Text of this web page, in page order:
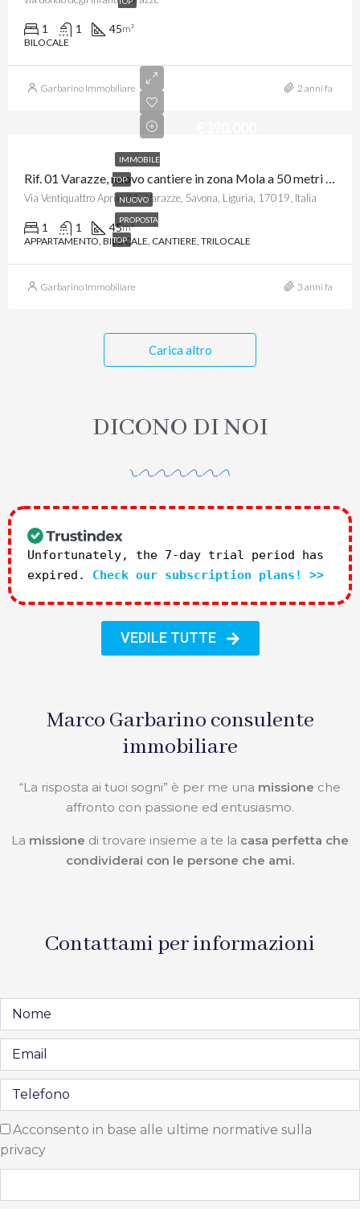
1 1 45m²
BILOCALE
Garbarino Immobiliare 2 anni fa
IMMOBILE
TOP
NUOVO
PROPOSTA
TOP
Via Ventiquattro Aprile 34 , Varazze, Savona, Liguria, 17019, Italia
1 1 45m²
APPARTAMENTO, BILOCALE, CANTIERE, TRILOCALE
Garbarino Immobiliare 3 anni fa
Carica altro
DICONO DI NOI
Unfortunately, the 7-day trial period has
expired. Check our subscription plans! >>
VEDILE TUTTE
Marco Garbarino consulente
immobiliare
“La risposta ai tuoi sogni” è per me una missione che
affronto con passione ed entusiasmo.
La missione di trovare insieme a te la casa perfetta che
condividerai con le persone che ami.
Contattami per informazioni
Acconsento in base alle ultime normative sulla
privacy